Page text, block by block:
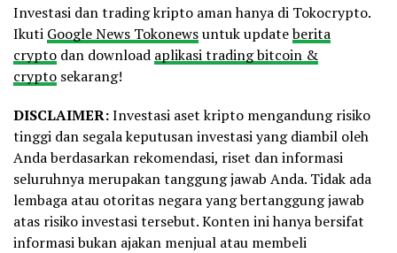
Investasi dan trading kripto aman hanya di Tokocrypto.
Ikuti Google News Tokonewsuntuk updateberita
crypto dan download aplikasi trading bitcoin &
crypto sekarang!
DISCLAIMER:Investasi aset kripto mengandung risiko
tinggi dan segala keputusan investasi yang diambil oleh
Anda berdasarkan rekomendasi, riset dan informasi
seluruhnya merupakan tanggung jawab Anda. Tidak ada
lembaga atau otoritas negara yang bertanggung jawab
atas risiko investasi tersebut. Konten ini hanya bersifat
informasi bukan ajakan menjual atau membeli